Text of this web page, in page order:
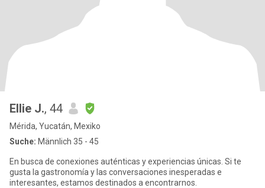
Ellie J., 44
Mérida, Yucatán, Mexiko
Suche: Männlich 35 - 45
En busca de conexiones auténticas y experiencias únicas. Si te
gusta la gastronomía y las conversaciones inesperadas e
interesantes, estamos destinados a encontrarnos.